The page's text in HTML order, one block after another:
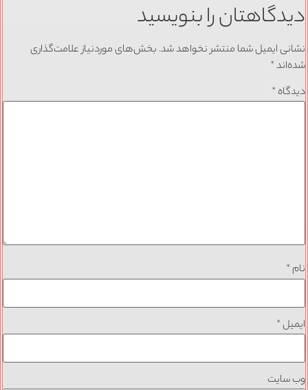
دیدگاهتان را بنویسید
نشانی ایمیل شما منتشر نخواهد شد. بخش‌های موردنیاز علامت‌گذاری
شده‌اند*
دیدگاه *
نام *
ایمیل*
وب‌ سایت